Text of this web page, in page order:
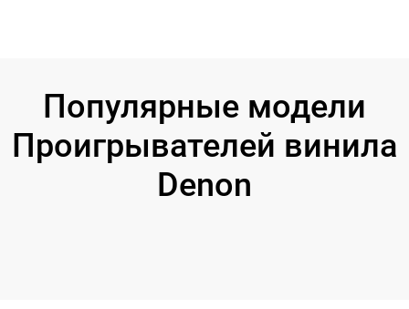
Популярные модели
Проигрывателей винила
Denon